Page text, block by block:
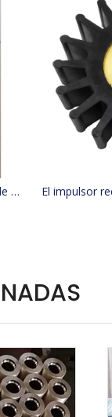
JPR-CT3054 JMP Bomba de agua de mar para barco de refrigeración reemplaza 4255411, 425-5411, Jabsco 29630-1301S, W100000